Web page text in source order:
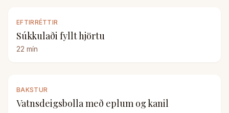
EFTIRRÉTTIR
Súkkulaði fyllt hjörtu
22 mín
BAKSTUR
Vatnsdeigsbolla með eplum og kanil